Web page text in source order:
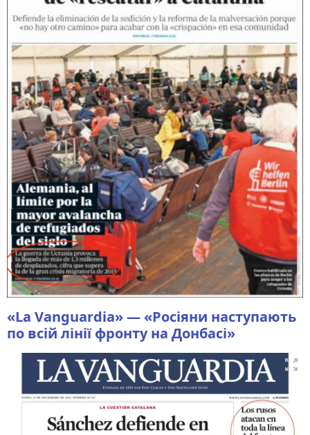
«La Vanguardia» — «Росіяни наступають
по всій лінії фронту на Донбасі»
